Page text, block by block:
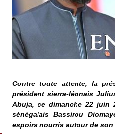
Contre toute attente, la
président sierra-léonais
Abuja, ce dimanche 22 juin
sénégalais Bassirou
espoirs nourris autour de son